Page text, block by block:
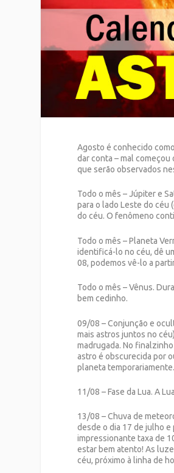
Agosto é conhecido
dar conta – mal
que serão observados
Todo o mês – Júpiter e
para o lado Leste do céu
do céu. O fenômeno
Todo o mês – Planeta
identificá-lo no céu, dê
08, podemos vê-lo a
Todo o mês – Vênus.
bem cedinho.
09/08 – Conjunção e
mais astros juntos no
madrugada. No
astro é obscurecida por
planeta temporariamente.
11/08 – Fase da Lua. A
13/08 – Chuva de
desde o dia 17 de julho
impressionante taxa de
estar bem atento! As
céu, próximo à linha de